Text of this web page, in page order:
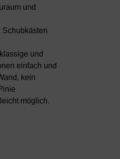
und
Schubkästen
und
einfach und
kein
möglich.